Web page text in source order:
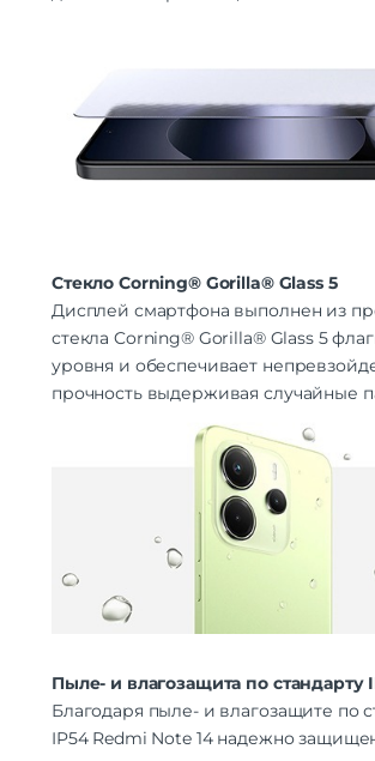
Стекло Corning® Gorilla® Glass 5
Дисплей смартфона выполнен из
стекла Corning® Gorilla® Glass 5
уровня и обеспечивает
прочность выдерживая случайные
Пыле- и влагозащита по стандарту
Благодаря пыле- и влагозащите по
IP54 Redmi Note 14 надежно